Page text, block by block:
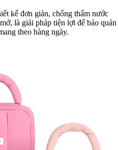
kế đơn giản, chống thấm nước
là giải pháp tiện lợi để bảo quản
theo hàng ngày.